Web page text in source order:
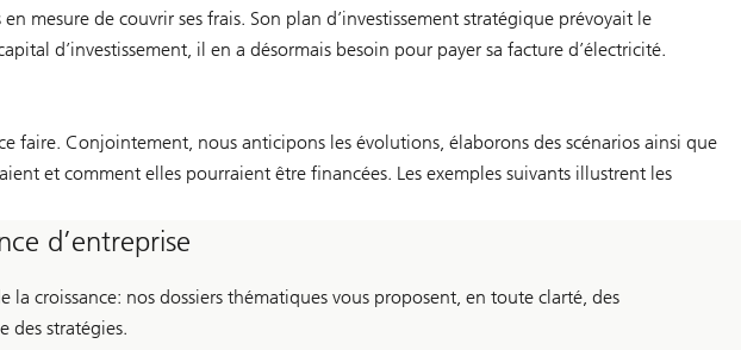
mesure de couvrir ses frais. Son plan d’investissement stratégique prévoyait le
d’investissement, il en a désormais besoin pour payer sa facture d’électricité.
Conjointement, nous anticipons les évolutions, élaborons des scénarios ainsi que
et comment elles pourraient être financées. Les exemples suivants illustrent les
d’entreprise
la croissance: nos dossiers thématiques vous proposent, en toute clarté, des
des stratégies.